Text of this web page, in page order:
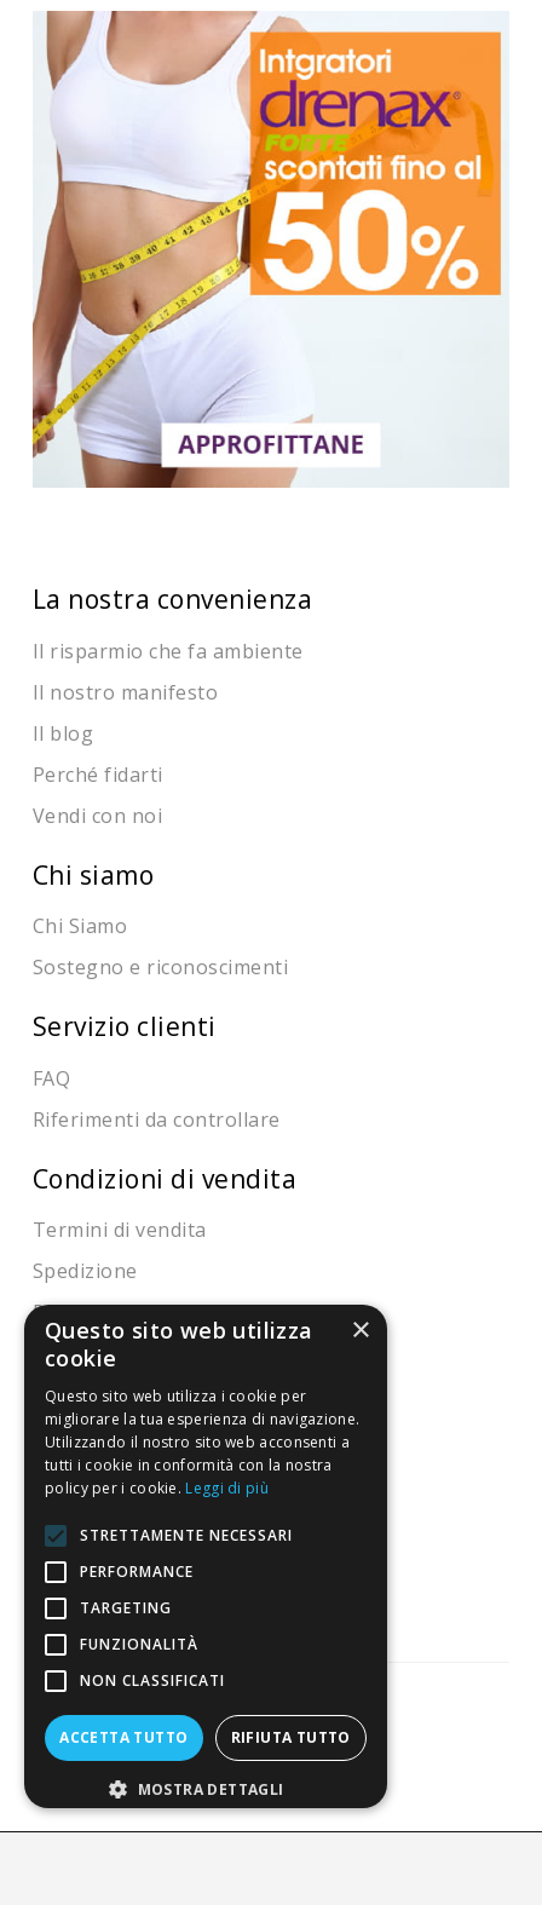
La nostra convenienza
Il risparmio che fa ambiente
Il nostro manifesto
Il blog
Perché fidarti
Vendi con noi
Chi siamo
Chi Siamo
Sostegno e riconoscimenti
Servizio clienti
FAQ
Riferimenti da controllare
Condizioni di vendita
Termini di vendita
Spedizione
Pagamenti
Resi
4,7/5
Eccellente
3.821
Recensioni
Pagamenti sicuri
×
Questo sito web utilizza
cookie
Questo sito web utilizza i cookie per
migliorare la tua esperienza di navigazione.
Utilizzando il nostro sito web acconsenti a
tutti i cookie in conformità con la nostra
policy per i cookie. Leggi di più
STRETTAMENTE NECESSARI
PERFORMANCE
TARGETING
FUNZIONALITÀ
NON CLASSIFICATI
ACCETTA TUTTO RIFIUTA TUTTO
MOSTRA DETTAGLI